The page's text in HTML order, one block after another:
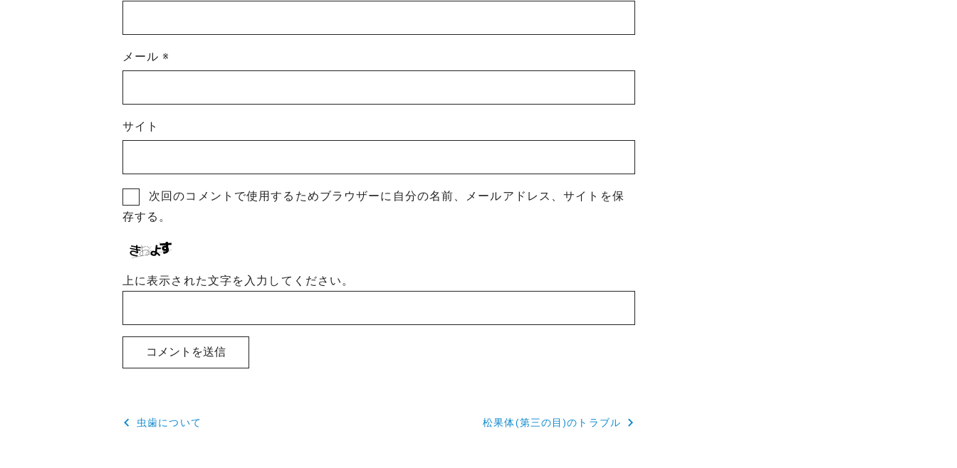
メール※
サイト
次回のコメントで使用するためブラウザーに自分の名前、メールアドレス、サイトを保
存する。
上に表示された文字を入力してください。
投虫歯について 松果体(第三の目)のトラブル